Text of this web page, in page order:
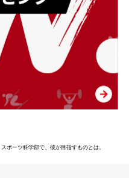
スポーツ科学部で、彼が目指すものとは。